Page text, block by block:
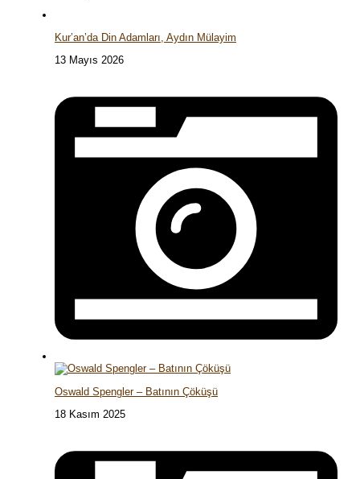
Kur’an’da Din Adamları, Aydın Mülayim
13 Mayıs 2026
Oswald Spengler – Batının Çöküşü
18 Kasım 2025